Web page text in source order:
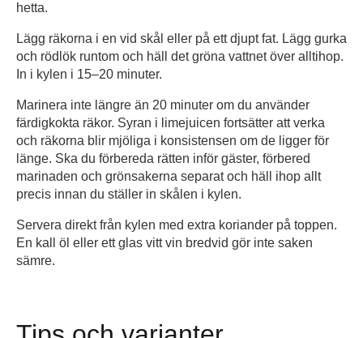
hetta.
Lägg räkorna i en vid skål eller på ett djupt fat. Lägg gurka
och rödlök runtom och häll det gröna vattnet över alltihop.
In i kylen i 15–20 minuter.
Marinera inte längre än 20 minuter om du använder
färdigkokta räkor. Syran i limejuicen fortsätter att verka
och räkorna blir mjöliga i konsistensen om de ligger för
länge. Ska du förbereda rätten inför gäster, förbered
marinaden och grönsakerna separat och häll ihop allt
precis innan du ställer in skålen i kylen.
Servera direkt från kylen med extra koriander på toppen.
En kall öl eller ett glas vitt vin bredvid gör inte saken
sämre.